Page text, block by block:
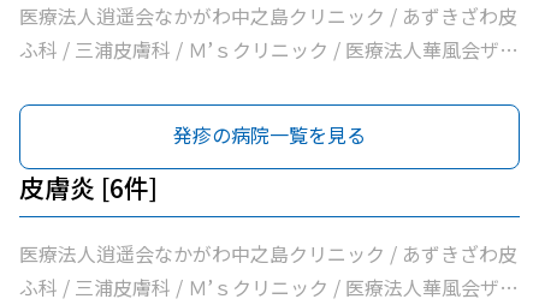
医療法人逍遥会なかがわ中之島クリニック / あずきざわ皮
ふ科 / 三浦皮膚科 / Ｍ’ｓクリニック / 医療法人華風会ザ・
フ科クリニック
発疹の病院一覧を見る
皮膚炎 [6件]
医療法人逍遥会なかがわ中之島クリニック / あずきざわ皮
ふ科 / 三浦皮膚科 / Ｍ’ｓクリニック / 医療法人華風会ザ・